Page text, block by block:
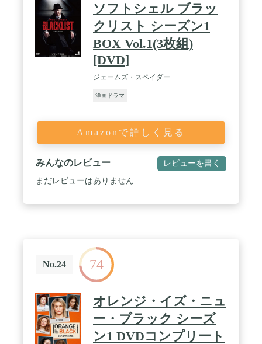
ソフトシェル ブラッ
クリスト シーズン1
BOX Vol.1(3枚組)
[DVD]
ジェームズ・スペイダー
洋画ドラマ
Amazonで詳しく見る
みんなのレビュー レビューを書く
まだレビューはありません
No.24 74
オレンジ・イズ・ニュ
ー・ブラック シーズ
ン1 DVDコンプリート